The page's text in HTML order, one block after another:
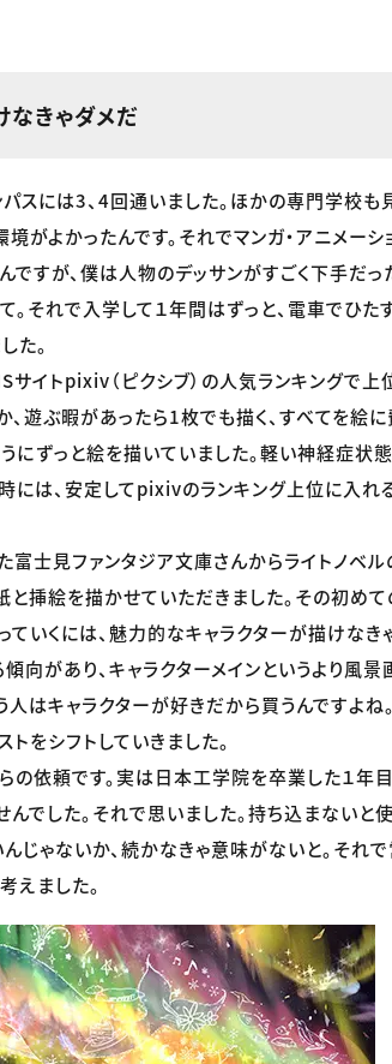
なきゃダメだ
スには3、4回通いました。ほかの専門学校も
よかったんです。それでマンガ・アニメーシ
ですが、僕は人物のデッサンがすごく下手だっ
それで入学して１年間はずっと、電車でひた
た。
イトpixiv（ピクシブ）の人気ランキングで上
遊ぶ暇があったら1枚でも描く、すべてを絵
ずっと絵を描いていました。軽い神経症状態
には、安定してpixivのランキング上位に入れ
富士見ファンタジア文庫さんからライトノベ
紙と挿絵を描かせていただきました。その初め
ていくには、魅力的なキャラクターが描けなき
があり、キャラクターメインというより風景
人はキャラクターが好きだから買うんですよね
をシフトしていきました。
依頼です。実は日本工学院を卒業した１年
でした。それで思いました。持ち込まないと
じゃないか、続かなきゃ意味がないと。それ
えました。